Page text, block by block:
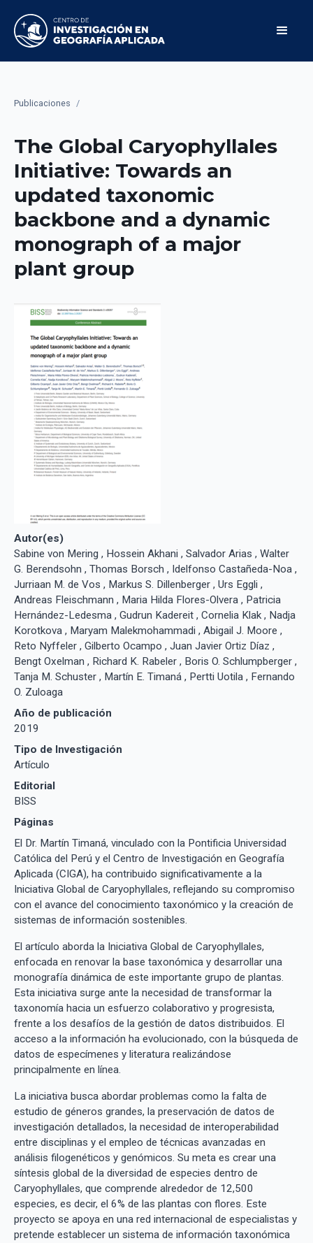
Publicaciones /
The Global Caryophyllales
Initiative: Towards an
updated taxonomic
backbone and a dynamic
monograph of a major
plant group
Autor(es)
Sabine von Mering , Hossein Akhani , Salvador Arias , Walter
G. Berendsohn , Thomas Borsch , Idelfonso Castañeda-Noa ,
Jurriaan M. de Vos , Markus S. Dillenberger , Urs Eggli ,
Andreas Fleischmann , Maria Hilda Flores-Olvera , Patricia
Hernández-Ledesma , Gudrun Kadereit , Cornelia Klak , Nadja
Korotkova , Maryam Malekmohammadi , Abigail J. Moore ,
Reto Nyffeler , Gilberto Ocampo , Juan Javier Ortiz Díaz ,
Bengt Oxelman , Richard K. Rabeler , Boris O. Schlumpberger ,
Tanja M. Schuster , Martín E. Timaná , Pertti Uotila , Fernando
O. Zuloaga
Año de publicación
2019
Tipo de Investigación
Artículo
Editorial
BISS
Páginas
El Dr. Martín Timaná, vinculado con la Pontificia Universidad
Católica del Perú y el Centro de Investigación en Geografía
Aplicada (CIGA), ha contribuido significativamente a la
Iniciativa Global de Caryophyllales, reflejando su compromiso
con el avance del conocimiento taxonómico y la creación de
sistemas de información sostenibles.
El artículo aborda la Iniciativa Global de Caryophyllales,
enfocada en renovar la base taxonómica y desarrollar una
monografía dinámica de este importante grupo de plantas.
Esta iniciativa surge ante la necesidad de transformar la
taxonomía hacia un esfuerzo colaborativo y progresista,
frente a los desafíos de la gestión de datos distribuidos. El
acceso a la información ha evolucionado, con la búsqueda de
datos de especímenes y literatura realizándose
principalmente en línea.
La iniciativa busca abordar problemas como la falta de
estudio de géneros grandes, la preservación de datos de
investigación detallados, la necesidad de interoperabilidad
entre disciplinas y el empleo de técnicas avanzadas en
análisis filogenéticos y genómicos. Su meta es crear una
síntesis global de la diversidad de especies dentro de
Caryophyllales, que comprende alrededor de 12,500
especies, es decir, el 6% de las plantas con flores. Este
proyecto se apoya en una red internacional de especialistas y
pretende establecer un sistema de información taxonómica